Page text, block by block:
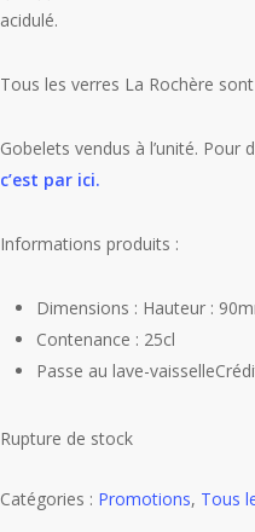
acidulé.
Tous les verres La Rochère
Gobelets vendus à l’unité. Pour
c’est par ici.
Informations produits :
Dimensions : Hauteur :
Contenance : 25cl
Passe au lave-
Rupture de stock
Catégories : Promotions, Tous